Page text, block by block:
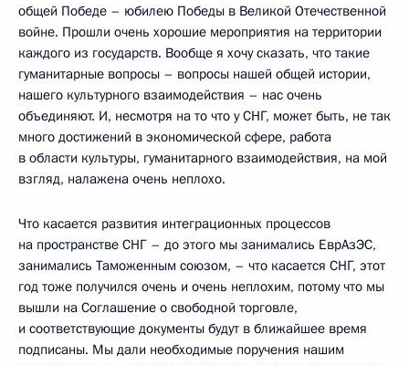
общей Победе – юбилею Победы в Великой Отечественной
войне. Прошли очень хорошие мероприятия на территории
каждого из государств. Вообще я хочу сказать, что такие
гуманитарные вопросы – вопросы нашей общей истории,
нашего культурного взаимодействия – нас очень
объединяют. И, несмотря на то что у СНГ, может быть, не так
много достижений в экономической сфере, работа
в области культуры, гуманитарного взаимодействия, на мой
взгляд, налажена очень неплохо.
Что касается развития интеграционных процессов
на пространстве СНГ – до этого мы занимались ЕврАзЭС,
занимались Таможенным союзом, – что касается СНГ, этот
год тоже получился очень и очень неплохим, потому что мы
вышли на Соглашение о свободной торговле,
и соответствующие документы будут в ближайшее время
подписаны. Мы дали необходимые поручения нашим